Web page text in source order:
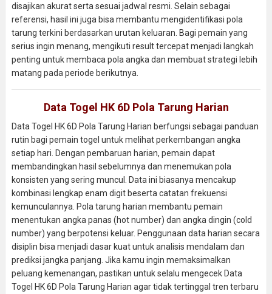
disajikan akurat serta sesuai jadwal resmi. Selain sebagai
referensi, hasil ini juga bisa membantu mengidentifikasi pola
tarung terkini berdasarkan urutan keluaran. Bagi pemain yang
serius ingin menang, mengikuti result tercepat menjadi langkah
penting untuk membaca pola angka dan membuat strategi lebih
matang pada periode berikutnya.
Data Togel HK 6D Pola Tarung Harian
Data Togel HK 6D Pola Tarung Harian berfungsi sebagai panduan
rutin bagi pemain togel untuk melihat perkembangan angka
setiap hari. Dengan pembaruan harian, pemain dapat
membandingkan hasil sebelumnya dan menemukan pola
konsisten yang sering muncul. Data ini biasanya mencakup
kombinasi lengkap enam digit beserta catatan frekuensi
kemunculannya. Pola tarung harian membantu pemain
menentukan angka panas (hot number) dan angka dingin (cold
number) yang berpotensi keluar. Penggunaan data harian secara
disiplin bisa menjadi dasar kuat untuk analisis mendalam dan
prediksi jangka panjang. Jika kamu ingin memaksimalkan
peluang kemenangan, pastikan untuk selalu mengecek Data
Togel HK 6D Pola Tarung Harian agar tidak tertinggal tren terbaru